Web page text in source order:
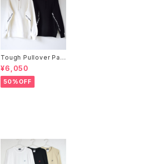
Tough Pullover Par
ka "MESSAGE"
¥6,050
50%OFF